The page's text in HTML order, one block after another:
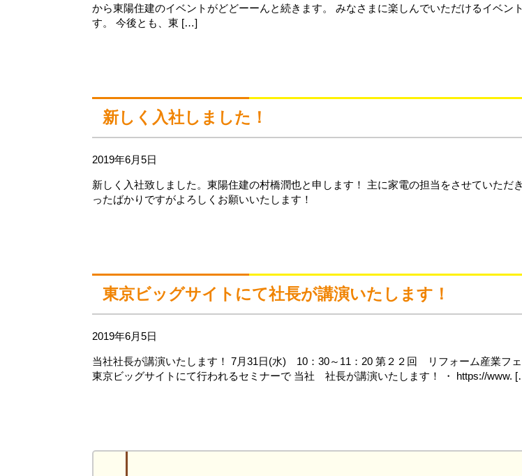
から東陽住建のイベントがどどーーんと続きます。 みなさまに楽しんでいただけるイベン
す。 今後とも、東 […]
新しく入社しました！
2019年6月5日
新しく入社致しました。東陽住建の村橋潤也と申します！ 主に家電の担当をさせていただ
ったばかりですがよろしくお願いいたします！
東京ビッグサイトにて社長が講演いたします！
2019年6月5日
当社社長が講演いたします！ 7月31日(水) 10：30～11：20 第２２回 リフォーム産業フ
東京ビッグサイトにて行われるセミナーで 当社 社長が講演いたします！ ・ https://www.